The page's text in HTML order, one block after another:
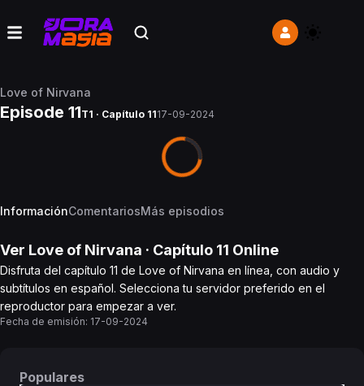
Love of Nirvana
Episode 11T1 · Capítulo 1117-09-2024
InformaciónComentariosMás episodios
Ver Love of Nirvana · Capítulo 11 Online
Disfruta del capítulo 11 de Love of Nirvana en línea, con audio y
subtítulos en español. Selecciona tu servidor preferido en el
reproductor para empezar a ver.
Fecha de emisión: 17-09-2024
Populares